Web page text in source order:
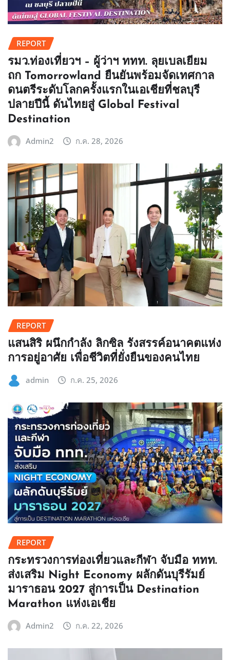
REPORT
รมว.ท่องเที่ยวฯ – ผู้ว่าฯ ททท. ลุยเบลเยียม
ถก Tomorrowland ยืนยันพร้อมจัดเทศกาล
ดนตรีระดับโลกครั้งแรกในเอเชียที่ชลบุรี
ปลายปีนี้ ดันไทยสู่ Global Festival
Destination
Admin2 ก.ค. 28, 2026
REPORT
แสนสิริ ผนึกกำลัง ลิกซิล รังสรรค์อนาคตแห่ง
การอยู่อาศัย เพื่อชีวิตที่ยั่งยืนของคนไทย
admin ก.ค. 25, 2026
REPORT
กระทรวงการท่องเที่ยวและกีฬา จับมือ ททท.
ส่งเสริม Night Economy ผลักดันบุรีรัมย์
มาราธอน 2027 สู่การเป็น Destination
Marathon แห่งเอเชีย
Admin2 ก.ค. 22, 2026